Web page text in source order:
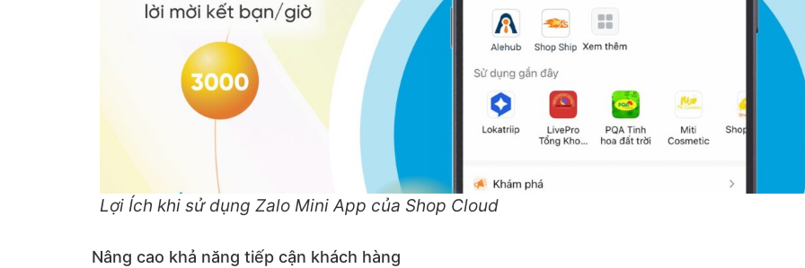
Lợi Ích khi sử dụng Zalo Mini App của Shop Cloud
Nâng cao khả năng tiếp cận khách hàng